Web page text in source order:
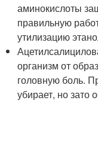
аминокислоты
правильную
утилизацию
организм от
головную боль.
убирает, но зато